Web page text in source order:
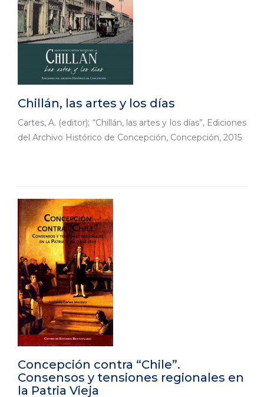
Chillán, las artes y los días
Cartes, A. (editor); “Chillán, las artes y los días”, Ediciones
del Archivo Histórico de Concepción, Concepción, 2015
Concepción contra “Chile”.
Consensos y tensiones regionales en
la Patria Vieja